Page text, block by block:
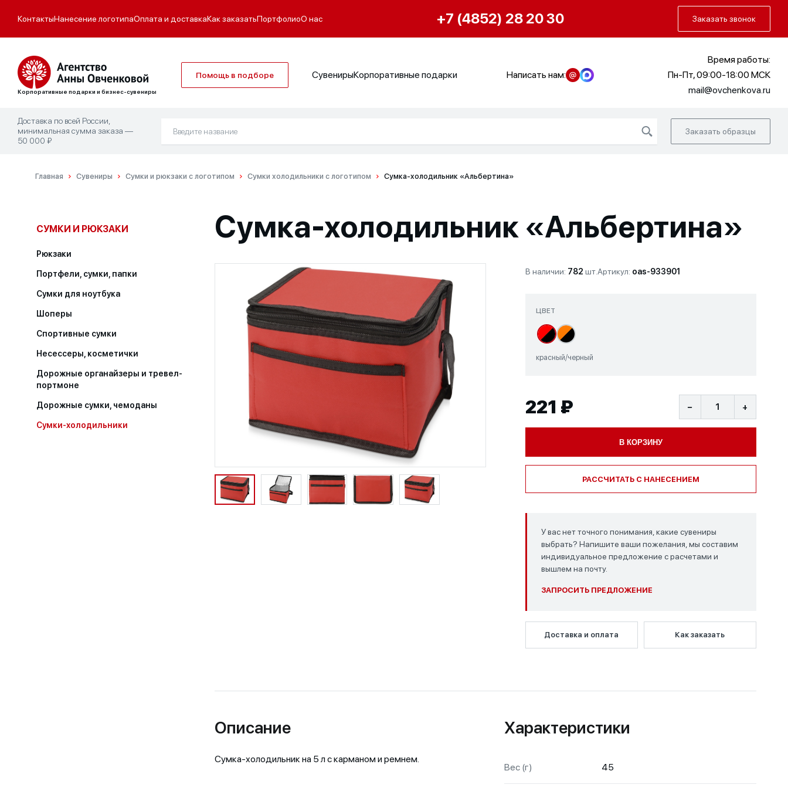
КонтактыНанесение логотипаОплата и доставкаКак заказатьПортфолиоО нас +7 (4852) 28 20 30 Заказать звонок
Корпоративные подарки и бизнес-сувениры
Помощь в подборе СувенирыКорпоративные подарки Написать нам:
Время работы:
Пн-Пт, 09:00-18:00 МСК
mail@ovchenkova.ru
Доставка по всей России,
минимальная сумма заказа —
50 000 ₽
Заказать образцы
Главная Сувениры Сумки и рюкзаки с логотипом Сумки холодильники с логотипом Сумка-холодильник «Альбертина»
СУМКИ И РЮКЗАКИ
Рюкзаки
Портфели, сумки, папки
Сумки для ноутбука
Шоперы
Спортивные сумки
Несессеры, косметички
Дорожные органайзеры и тревел-
портмоне
Дорожные сумки, чемоданы
Сумки-холодильники
Сумка-холодильник «Альбертина»
В наличии: 782 шт.Артикул: oas-933901
ЦВЕТ
красный/черный
221 ₽ − +
В КОРЗИНУ
РАССЧИТАТЬ С НАНЕСЕНИЕМ
У вас нет точного понимания, какие сувениры
выбрать? Напишите ваши пожелания, мы составим
индивидуальное предложение с расчетами и
вышлем на почту.
ЗАПРОСИТЬ ПРЕДЛОЖЕНИЕ
Доставка и оплата Как заказать
Описание
Сумка-холодильник на 5 л с карманом и ремнем.
Характеристики
Вес (г) 45